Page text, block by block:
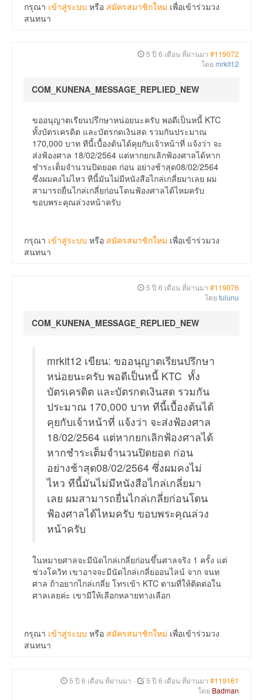
กรุณา เข้าสู่ระบบ หรือ สมัครสมาชิกใหม่ เพื่อเข้าร่วมวง
สนทนา
5 ปี 6 เดือน ที่ผ่านมา #119072
โดย mrkit12
COM_KUNENA_MESSAGE_REPLIED_NEW
ขออนุญาตเรียนปรึกษาหน่อยนะครับ พอดีเป็นหนี้ KTC
ทั้งบัตรเครดิต และบัตรกดเงินสด รวมกันประมาณ
170,000 บาท ทีนี้เบื้องต้นได้คุยกับเจ้าหน้าที่ แจ้งว่า จะ
ส่งฟ้องศาล 18/02/2564 แต่หากยกเลิกฟ้องศาลได้หาก
ชำระเต็มจำนวนปิดยอด ก่อน อย่างช้าสุด08/02/2564
ซึ่งผมคงไม่ไหว ทีนี้มันไม่มีหนังสือไกล่เกลี่ยมาเลย ผม
สามารถยื่นไกล่เกลี่ยก่อนโดนฟ้องศาลได้ไหมครับ
ขอบพระคุณล่วงหน้าครับ
กรุณา เข้าสู่ระบบ หรือ สมัครสมาชิกใหม่ เพื่อเข้าร่วมวง
สนทนา
5 ปี 6 เดือน ที่ผ่านมา #119076
โดย tulunu
COM_KUNENA_MESSAGE_REPLIED_NEW
mrkit12 เขียน: ขออนุญาตเรียนปรึกษา
หน่อยนะครับ พอดีเป็นหนี้ KTC ทั้ง
บัตรเครดิต และบัตรกดเงินสด รวมกัน
ประมาณ 170,000 บาท ทีนี้เบื้องต้นได้
คุยกับเจ้าหน้าที่ แจ้งว่า จะส่งฟ้องศาล
18/02/2564 แต่หากยกเลิกฟ้องศาลได้
หากชำระเต็มจำนวนปิดยอด ก่อน
อย่างช้าสุด08/02/2564 ซึ่งผมคงไม่
ไหว ทีนี้มันไม่มีหนังสือไกล่เกลี่ยมา
เลย ผมสามารถยื่นไกล่เกลี่ยก่อนโดน
ฟ้องศาลได้ไหมครับ ขอบพระคุณล่วง
หน้าครับ
ในหมายศาลจะมีนัดไกล่เกลี่ยก่อนขึ้นศาลจริง 1 ครั้ง แต่
ช่วงโควิท เขาอาจจะมีนัดไกล่เกลี่ยออนไลน์ จาก จนท
ศาล ถ้าอยากไกล่เกลี่ย โทรเข้า KTC ตามที่ให้ติดต่อใน
ศาลเลยค่ะ เขามีให้เลือกหลายทางเลือก
กรุณา เข้าสู่ระบบ หรือ สมัครสมาชิกใหม่ เพื่อเข้าร่วมวง
สนทนา
5 ปี 6 เดือน ที่ผ่านมา - 5 ปี 6 เดือน ที่ผ่านมา #119161
โดย Badman